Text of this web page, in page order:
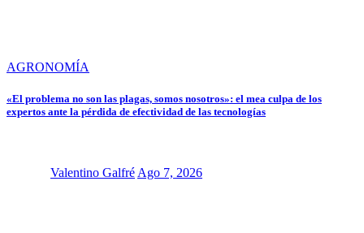
AGRONOMÍA
«El problema no son las plagas, somos nosotros»: el mea culpa de los
expertos ante la pérdida de efectividad de las tecnologías
Valentino Galfré Ago 7, 2026